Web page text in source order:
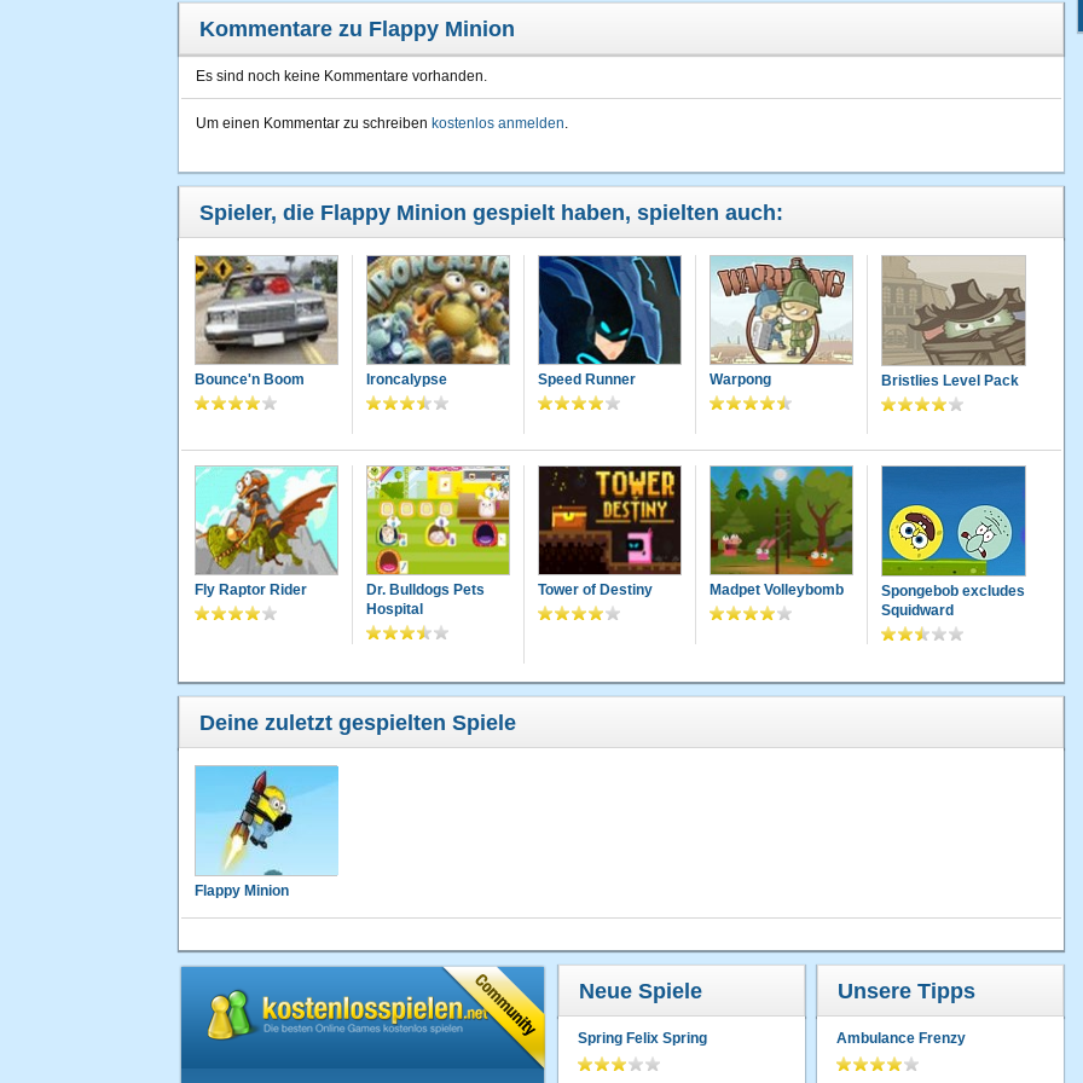
Kommentare zu Flappy Minion
Es sind noch keine Kommentare vorhanden.
Um einen Kommentar zu schreiben kostenlos anmelden.
Spieler, die Flappy Minion gespielt haben, spielten auch:
Bounce'n Boom Ironcalypse Speed Runner Warpong Bristlies Level Pack
Fly Raptor Rider
Dr. Bulldogs Pets
Hospital
Tower of Destiny Madpet Volleybomb
Spongebob excludes
Squidward
Deine zuletzt gespielten Spiele
Flappy Minion
Neue Spiele
Spring Felix Spring
Unsere Tipps
Ambulance Frenzy